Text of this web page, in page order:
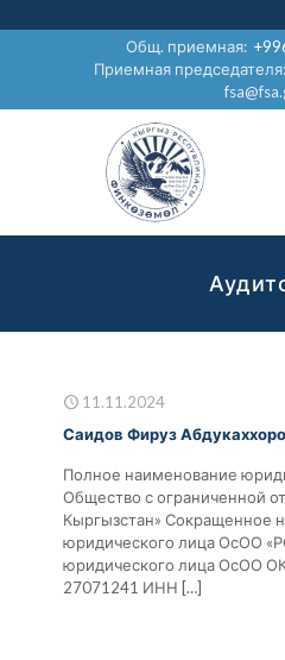
Общ. приемная:
Приемная
11.11.2024
Саидов Фируз
Полное наименование
Общество с ограниченной
Кыргызстан» Сокращенное
юридического лица ОсОО
юридического лица ОсОО
27071241 ИНН […]